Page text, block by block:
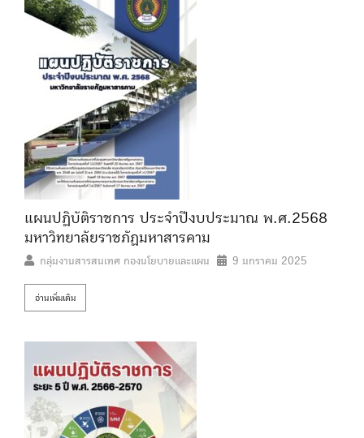
แผนปฏิบัติราชการ ประจำปีงบประมาณ พ.ศ.2568
มหาวิทยาลัยราชภัฏมหาสารคาม
กลุ่มงานสารสนเทศ กองนโยบายและแผน 9 มกราคม 2025
อ่านเพิ่มเติม